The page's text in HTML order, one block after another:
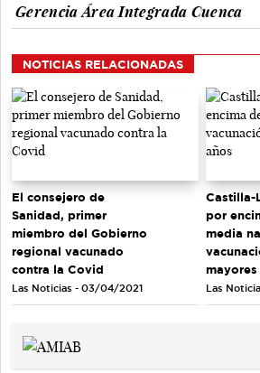
Gerencia Área Integrada Cuenca
NOTICIAS RELACIONADAS
El consejero de
Sanidad, primer
miembro del Gobierno
regional vacunado
contra la Covid
Las Noticias - 03/04/2021
Castilla-
por
media
mayores
Las